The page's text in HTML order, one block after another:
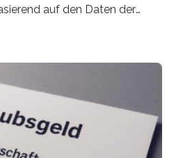
auf den Daten der
Gründungen von
man nur die Gründungen
Leipzig an der Spitze. In
meisten Personen in eine
dahinter folgten die
und Köln. Betrachtet man